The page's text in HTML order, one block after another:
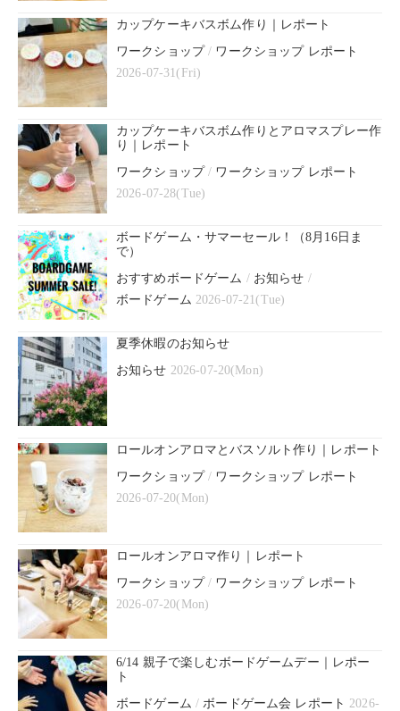
カップケーキバスボム作り｜レポート
ワークショップ/ ワークショップ レポート
2026-07-31(Fri)
カップケーキバスボム作りとアロマスプレー作
り｜レポート
ワークショップ/ ワークショップ レポート
2026-07-28(Tue)
ボードゲーム・サマーセール！（8月16日ま
で）
おすすめボードゲーム / お知らせ /
ボードゲーム 2026-07-21(Tue)
夏季休暇のお知らせ
お知らせ 2026-07-20(Mon)
ロールオンアロマとバスソルト作り｜レポート
ワークショップ/ ワークショップ レポート
2026-07-20(Mon)
ロールオンアロマ作り｜レポート
ワークショップ/ ワークショップ レポート
2026-07-20(Mon)
6/14 親子で楽しむボードゲームデー｜レポー
ト
ボードゲーム /ボードゲーム会 レポート 2026-